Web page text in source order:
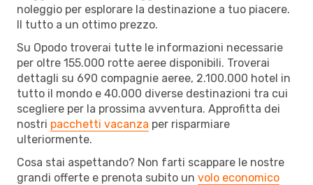
noleggio per esplorare la destinazione a tuo piacere.
Il tutto a un ottimo prezzo.
Su Opodo troverai tutte le informazioni necessarie
per oltre 155.000 rotte aeree disponibili. Troverai
dettagli su 690 compagnie aeree, 2.100.000 hotel in
tutto il mondo e 40.000 diverse destinazioni tra cui
scegliere per la prossima avventura. Approfitta dei
nostri pacchetti vacanza per risparmiare
ulteriormente.
Cosa stai aspettando? Non farti scappare le nostre
grandi offerte e prenota subito un volo economico